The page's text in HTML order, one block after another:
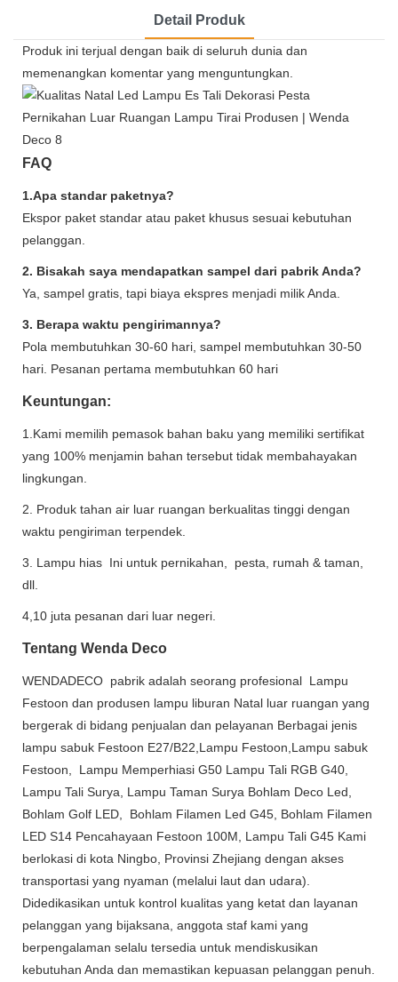
Detail Produk
Produk ini terjual dengan baik di seluruh dunia dan
memenangkan komentar yang menguntungkan.
FAQ
1.Apa standar paketnya?
Ekspor paket standar atau paket khusus sesuai kebutuhan
pelanggan.
2. Bisakah saya mendapatkan sampel dari pabrik Anda?
Ya, sampel gratis, tapi biaya ekspres menjadi milik Anda.
3. Berapa waktu pengirimannya?
Pola membutuhkan 30-60 hari, sampel membutuhkan 30-50
hari. Pesanan pertama membutuhkan 60 hari
Keuntungan:
1.Kami memilih pemasok bahan baku yang memiliki sertifikat
yang 100% menjamin bahan tersebut tidak membahayakan
lingkungan.
2. Produk tahan air luar ruangan berkualitas tinggi dengan
waktu pengiriman terpendek.
3. Lampu hias Ini untuk pernikahan, pesta, rumah & taman,
dll.
4,10 juta pesanan dari luar negeri.
Tentang Wenda Deco
WENDADECO pabrik adalah seorang profesional Lampu
Festoon dan produsen lampu liburan Natal luar ruangan yang
bergerak di bidang penjualan dan pelayanan Berbagai jenis
lampu sabuk Festoon E27/B22,Lampu Festoon,Lampu sabuk
Festoon, Lampu Memperhiasi G50 Lampu Tali RGB G40,
Lampu Tali Surya, Lampu Taman Surya Bohlam Deco Led,
Bohlam Golf LED, Bohlam Filamen Led G45, Bohlam Filamen
LED S14 Pencahayaan Festoon 100M, Lampu Tali G45 Kami
berlokasi di kota Ningbo, Provinsi Zhejiang dengan akses
transportasi yang nyaman (melalui laut dan udara).
Didedikasikan untuk kontrol kualitas yang ketat dan layanan
pelanggan yang bijaksana, anggota staf kami yang
berpengalaman selalu tersedia untuk mendiskusikan
kebutuhan Anda dan memastikan kepuasan pelanggan penuh.